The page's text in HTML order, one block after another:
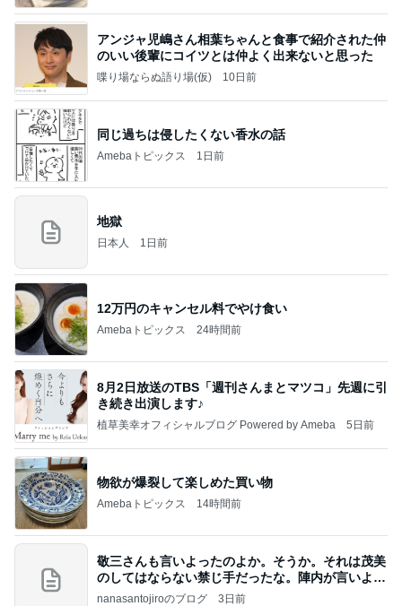
アンジャ児嶋さん相葉ちゃんと食事で紹介された仲
のいい後輩にコイツとは仲よく出来ないと思った
喋り場ならぬ語り場(仮) 10日前
同じ過ちは侵したくない香水の話
Amebaトピックス 1日前
地獄
日本人 1日前
12万円のキャンセル料でやけ食い
Amebaトピックス 24時間前
8月2日放送のTBS「週刊さんまとマツコ」先週に引
き続き出演します♪
植草美幸オフィシャルブログ Powered by Ameba 5日前
物欲が爆裂して楽しめた買い物
Amebaトピックス 14時間前
敬三さんも言いよったのよか。そうか。それは茂美
のしてはならない禁じ手だったな。陣内が言いよる
のよ
nanasantojiroのブログ 3日前